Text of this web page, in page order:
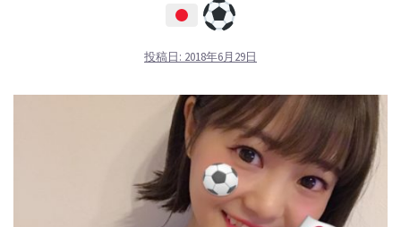
投稿日: 2018年6月29日